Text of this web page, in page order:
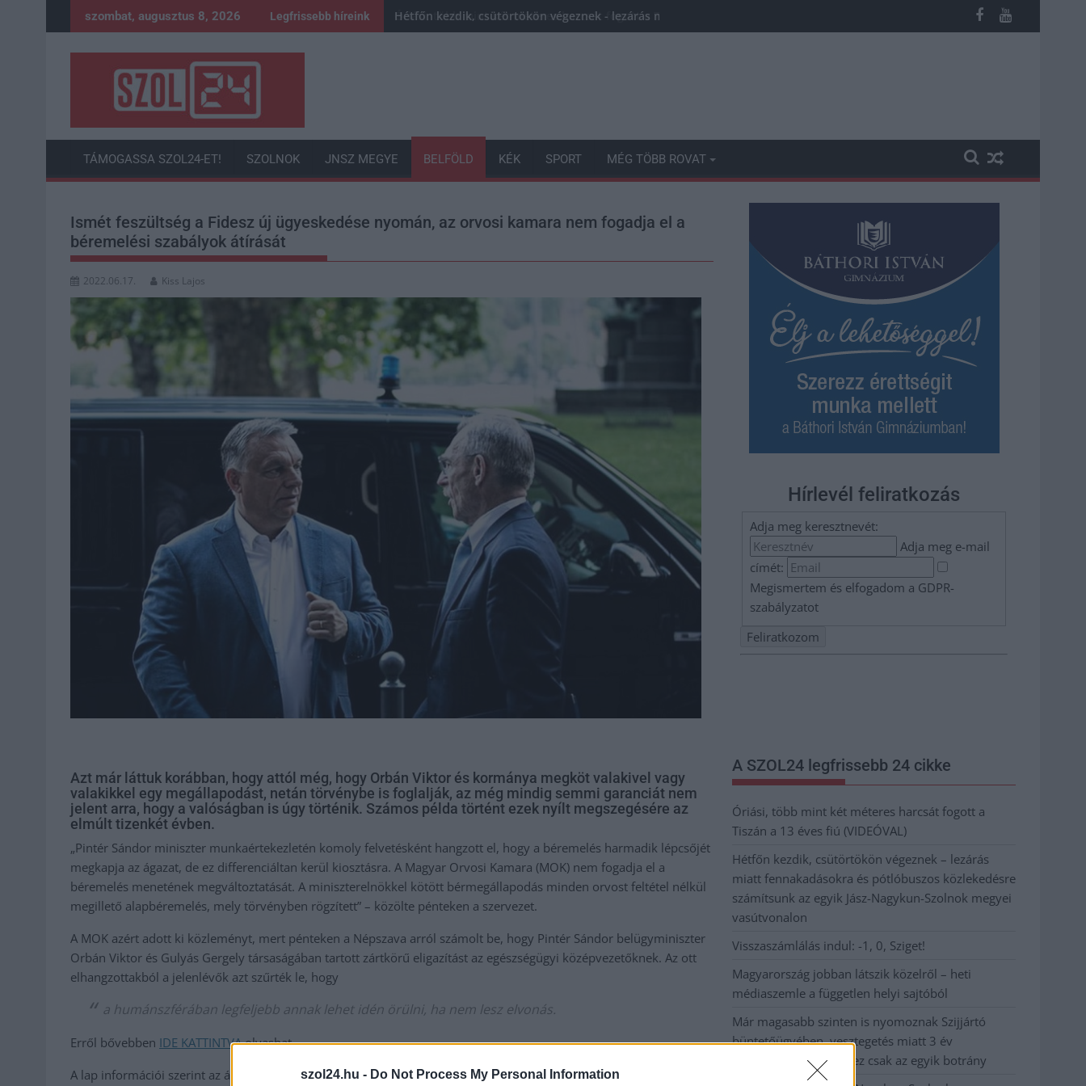
szol24.hu - Do Not Process My Personal Information
to
szombat, augusztus 8, 2026 Legfrissebb híreink Hétfőn kezdik, csütörtökön végeznek - lezárás miatt fennakadásokra és pótlóbuszos közlekedésre számítsunk az egyik
TÁMOGASSA SZOL24-ET! SZOLNOK JNSZ MEGYE BELFÖLD KÉK SPORT MÉG TÖBB ROVAT
Ismét feszültség a Fidesz új ügyeskedése nyomán, az orvosi kamara nem fogadja el a
béremelési szabályok átírását
2022.06.17. Kiss Lajos
Azt már láttuk korábban, hogy attól még, hogy Orbán Viktor és kormánya megköt valakivel vagy
valakikkel egy megállapodást, netán törvénybe is foglalják, az még mindig semmi garanciát nem
jelent arra, hogy a valóságban is úgy történik. Számos példa történt ezek nyílt megszegésére az
elmúlt tizenkét évben.
„Pintér Sándor miniszter munkaértekezletén komoly felvetésként hangzott el, hogy a béremelés harmadik lépcsőjét
megkapja az ágazat, de ez differenciáltan kerül kiosztásra. A Magyar Orvosi Kamara (MOK) nem fogadja el a
béremelés menetének megváltoztatását. A miniszterelnökkel kötött bérmegállapodás minden orvost feltétel nélkül
megillető alapbéremelés, mely törvényben rögzített” – közölte pénteken a szervezet.
A MOK azért adott ki közleményt, mert pénteken a Népszava arról számolt be, hogy Pintér Sándor belügyminiszter
Orbán Viktor és Gulyás Gergely társaságában tartott zártkörű eligazítást az egészségügyi középvezetőknek. Az ott
elhangzottakból a jelenlévők azt szűrték le, hogy
a humánszférában legfeljebb annak lehet idén örülni, ha nem lesz elvonás.
Erről bővebben IDE KATTINTVAolvashat.
A lap információi szerint az állománygyűlést a Nemzeti Közszolgálati Egyetemen rendezték, ahol külön
Hírlevél feliratkozás
Adja meg keresztnevét:
Adja meg e-mail
címét:
Megismertem és elfogadom a GDPR-
szabályzatot
A SZOL24 legfrissebb 24 cikke
Óriási, több mint két méteres harcsát fogott a
Tiszán a 13 éves fiú (VIDEÓVAL)
Hétfőn kezdik, csütörtökön végeznek – lezárás
miatt fennakadásokra és pótlóbuszos közlekedésre
számítsunk az egyik Jász-Nagykun-Szolnok megyei
vasútvonalon
Visszaszámlálás indul: -1, 0, Sziget!
Magyarország jobban látszik közelről – heti
médiaszemle a független helyi sajtóból
Már magasabb szinten is nyomoznak Szijjártó
büntetőügyében, vesztegetés miatt 3 év
letöltendőt kaphat és ez csak az egyik botrány